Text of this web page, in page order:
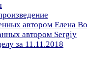
автором Елена
автором Sergiy
за 11.11.2018